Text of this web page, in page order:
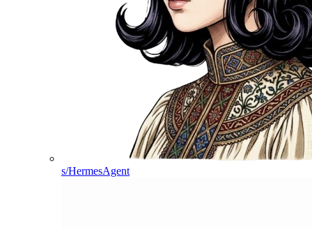
s/HermesAgent